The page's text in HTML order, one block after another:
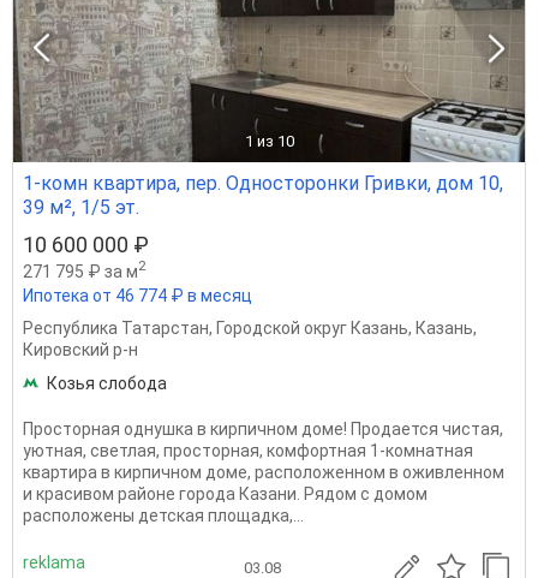
1 из 10
1-комн квартира, пер. Односторонки Гривки, дом 10,
39 м², 1/5 эт.
10 600 000 ₽
271 795 ₽ за м2
Ипотека от 46 774 ₽ в месяц
Республика Татарстан, Городской округ Казань, Казань,
Кировский р-н
Козья слобода
Просторная однушка в кирпичном доме! Продается чистая,
уютная, светлая, просторная, комфортная 1-комнатная
квартира в кирпичном доме, расположенном в оживленном
и красивом районе города Казани. Рядом с домом
расположены детская площадка,...
reklama 03.08